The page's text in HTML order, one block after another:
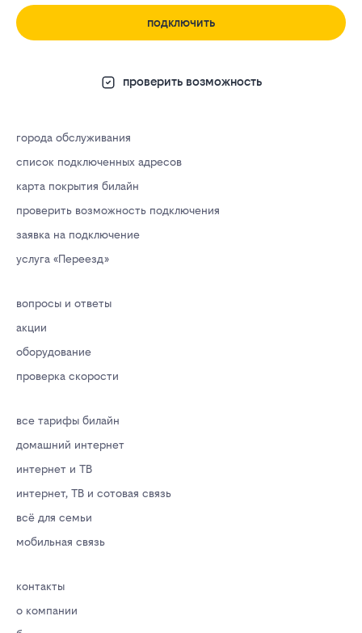
подключить
проверить возможность
города обслуживания
список подключенных адресов
карта покрытия билайн
проверить возможность подключения
заявка на подключение
услуга «Переезд»
вопросы и ответы
акции
оборудование
проверка скорости
все тарифы билайн
домашний интернет
интернет и ТВ
интернет, ТВ и сотовая связь
всё для семьи
мобильная связь
контакты
о компании